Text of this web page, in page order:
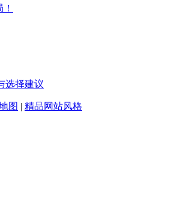
选择建议
图 | 精品网站风格